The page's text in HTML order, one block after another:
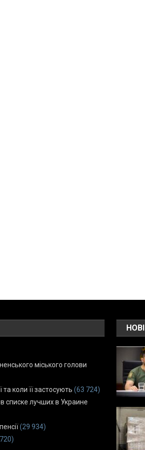
міського голови
коли її застосують (63 724)
списке лучших в Украине
(29 934)
НОВІ